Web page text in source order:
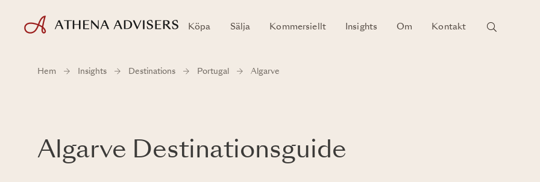
Köpa Sälja Kommersiellt Insights Om Kontakt
Hem Insights Destinations Portugal Algarve
Algarve Destinationsguide